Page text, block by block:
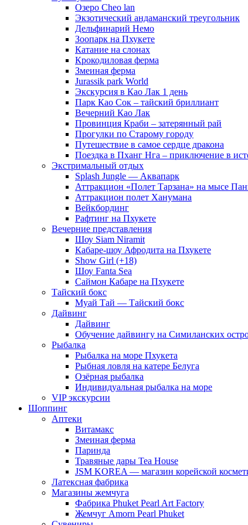
Озеро Cheo lan
Экзотический андаманский треугольник
Дельфинарий Немо
Зоопарк на Пхукете
Катание на слонах
Крокодиловая ферма
Змеиная ферма
Jurassik park World
Экскурсия в Као Лак 1 день
Парк Као Сок – тайский бриллиант
Вечерний Као Лак
Провинция Краби – затерянный рай
Прогулки по Старому городу
Путешествие в самое сердце дракона
Поездка в Пханг Нга – приключение в
Экстримальный отдых
Splash Jungle — Аквапарк
Аттракцион «Полет Тарзана» на мысе
Аттракцион полет Ханумана
Вейкбординг
Рафтинг на Пхукете
Вечерние представления
Шоу Siam Niramit
Кабаре-шоу Афродита на Пхукете
Show Girl (+18)
Шоу Fanta Sea
Саймон Кабаре на Пхукете
Тайский бокс
Муай Тай — Тайский бокс
Дайвинг
Дайвинг
Обучение дайвингу на Симиланских
Рыбалка
Рыбалка на море Пхукета
Рыбная ловля на катере Белуга
Озёрная рыбалка
Индивидуальная рыбалка на море
VIP экскурсии
Шоппинг
Аптеки
Витамакс
Змеиная ферма
Паринда
Травяные дары Tea House
JSM KOREA — магазин корейской
Латексная фабрика
Магазины жемчуга
Фабрика Phuket Pearl Art Factory
Жемчуг Amorn Pearl Phuket